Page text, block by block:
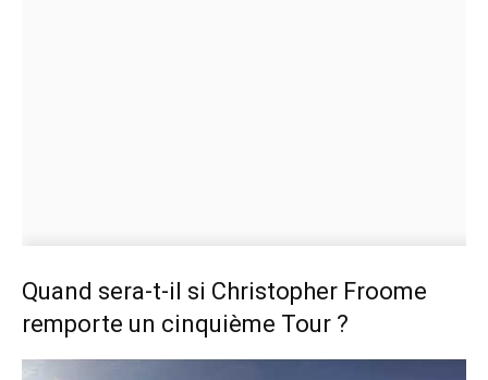
Quand sera-t-il si Christopher Froome
remporte un cinquième Tour ?